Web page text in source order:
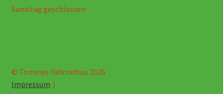
Samstag geschlossen
© Tommys Fahrradhus 2026
Impressum
.